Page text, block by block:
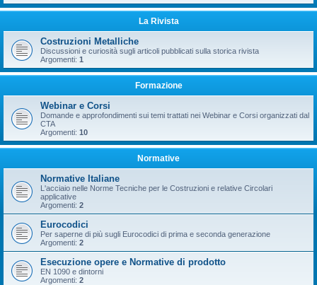
La Rivista
Costruzioni Metalliche
Discussioni e curiosità sugli articoli pubblicati sulla storica rivista
Argomenti: 1
Formazione
Webinar e Corsi
Domande e approfondimenti sui temi trattati nei Webinar e Corsi organizzati dal
CTA
Argomenti: 10
Normative
Normative Italiane
L'acciaio nelle Norme Tecniche per le Costruzioni e relative Circolari
applicative
Argomenti: 2
Eurocodici
Per saperne di più sugli Eurocodici di prima e seconda generazione
Argomenti: 2
Esecuzione opere e Normative di prodotto
EN 1090 e dintorni
Argomenti: 2